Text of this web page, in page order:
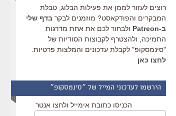
רוצים לעזור לממן את פעילות הבלוג, טבלת
המבקרים והפודקאסט? מוזמנים לבקר בדף שלי
ב-Patreon
ולבחור לכם את אחת מדרגות
התמיכה, ולהצטרף לקבוצות הסודיות של
"סינמסקופ" לקבלת עדכונים והמלצות פרטיות.
לחצו כאן
הירשמו לעדכוני המייל של ״סינמסקופ״
הכניסו כתובת אימייל ולחצו אנטר